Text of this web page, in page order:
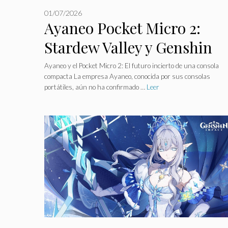
Ayaneo Pocket Micro 2:
Stardew Valley y Genshin
Impact, el juego portátil
que divide a los fans.
01/07/2026
Ayaneo y el Pocket Micro 2: El futuro incierto de una consola
compacta La empresa Ayaneo, conocida por sus consolas
portátiles, aún no ha confirmado … Leer